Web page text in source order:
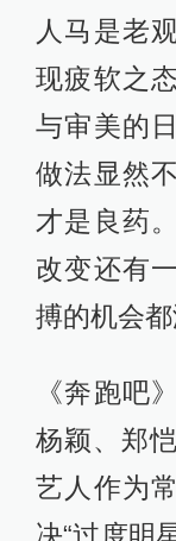
人马是老
现疲软之
与审美的
做法显然
才是良药
改变还有
搏的机会都
《奔跑吧
杨颖、郑
艺人作为
决“过度明